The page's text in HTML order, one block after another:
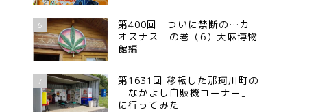
6
第400回 ついに禁断の…カ
オスナス の巻（6）大麻博物
館編
7
第1631回 移転した那珂川町の
「なかよし自販機コーナー」
に行ってみた